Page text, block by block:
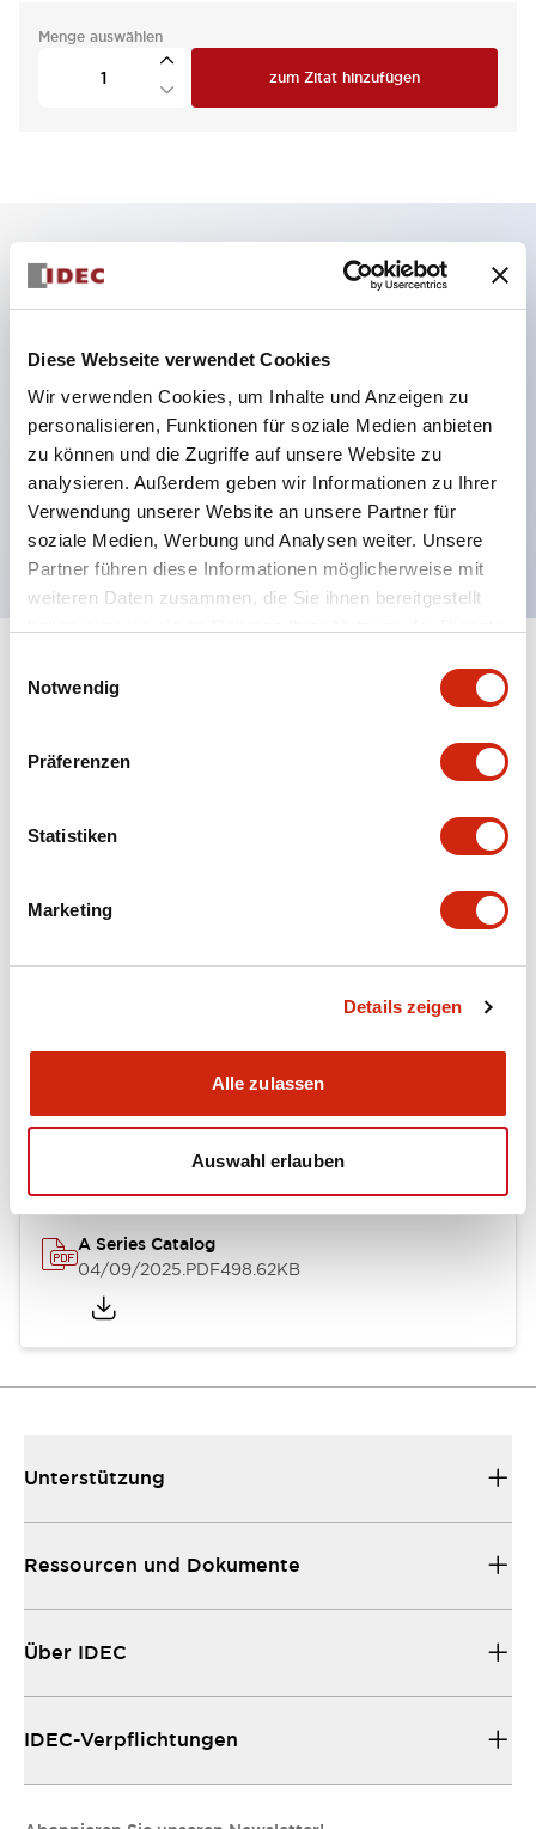
Diese Webseite verwendet Cookies
Wir verwenden Cookies, um Inhalte und Anzeigen zu
personalisieren, Funktionen für soziale Medien anbieten
zu können und die Zugriffe auf unsere Website zu
analysieren. Außerdem geben wir Informationen zu Ihrer
Verwendung unserer Website an unsere Partner für
soziale Medien, Werbung und Analysen weiter. Unsere
Partner führen diese Informationen möglicherweise mit
weiteren Daten zusammen, die Sie ihnen bereitgestellt
Notwendig
Präferenzen
Statistiken
Marketing
Details zeigen
Alle zulassen
Auswahl erlauben
Menge auswählen
zum Zitat hinzufügen
Hauptmerkmale
Schutzart IP40 und IP65 komplett (IEC 60529)
Verbesserte Bedienbarkeit durch
Rückwärtsterminal-System, flache Anschlussfläche
einheitlich bei allen Serien mit einem Gehäuselänge
von 22 mm.
UL- und CSA-zertifiziert
Spezifikationen Alle erweitern+
Mounting and Installation Specifications
Dokumente und Dateien
A Series Catalog
04/09/2025.PDF498.62KB
Unterstützung
Ressourcen und Dokumente
Über IDEC
IDEC-Verpflichtungen